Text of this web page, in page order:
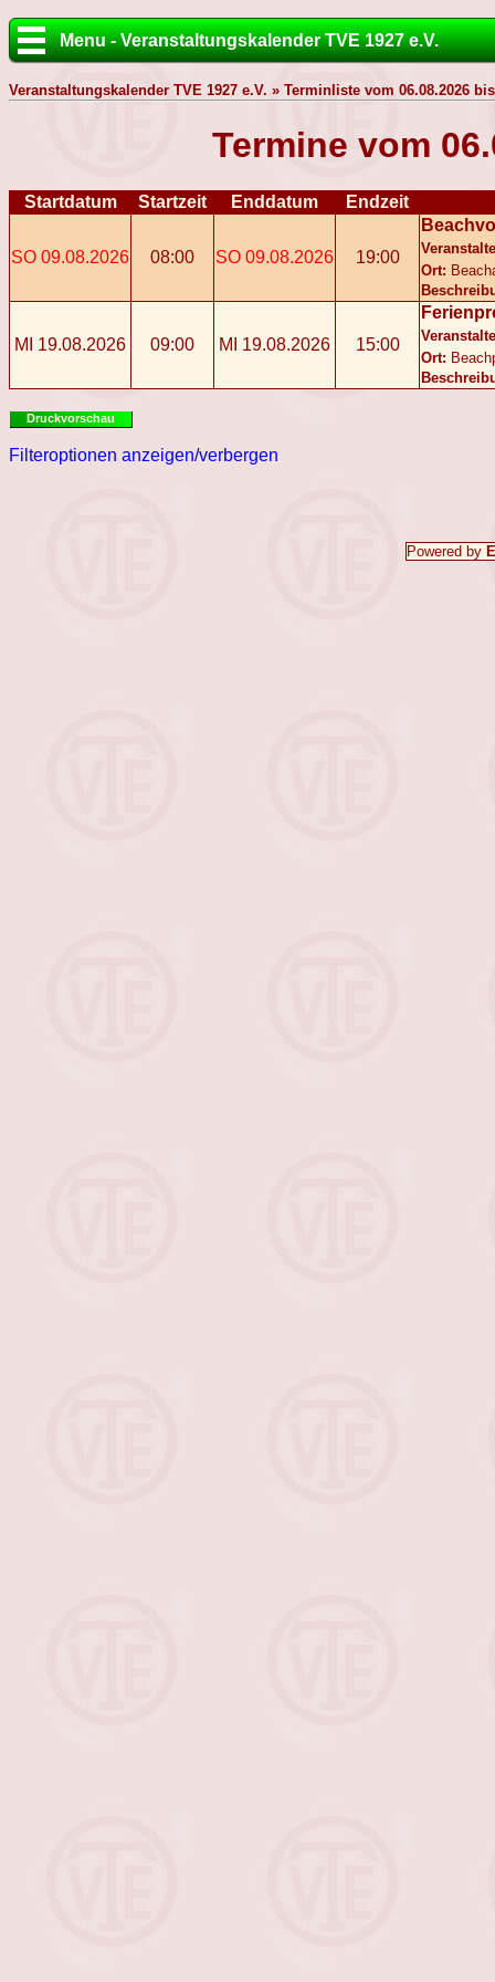
Menu - Veranstaltungskalender TVE 1927 e.V.
Veranstaltungskalender TVE 1927 e.V. » Terminliste vom 06.08.2026
Termine vom
Startdatum Startzeit Enddatum Endzeit
SO 09.08.2026 08:00 SO 09.08.2026 19:00
Ort:
MI 19.08.2026 09:00 MI 19.08.2026 15:00
Ort:
Druckvorschau
Filteroptionen anzeigen/verbergen
Powered by